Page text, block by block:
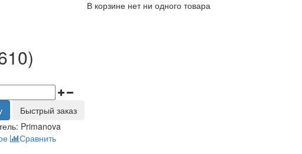
В корзине нет ни одного товара
Быстрый заказ
Primanova
Сравнить